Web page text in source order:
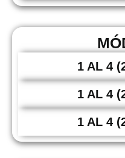
1 AL 4
1 AL 4
1 AL 4